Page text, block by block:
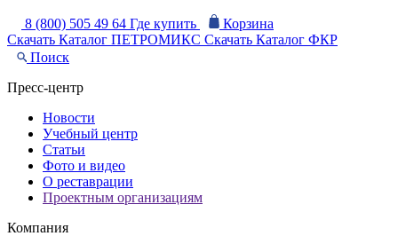
8 (800) 505 49 64 Где купить
Корзина
Скачать Каталог ПЕТРОМИКС Скачать Каталог ФКР
Поиск
Пресс-центр
Новости
Учебный центр
Статьи
Фото и видео
О реставрации
Проектным организациям
Компания